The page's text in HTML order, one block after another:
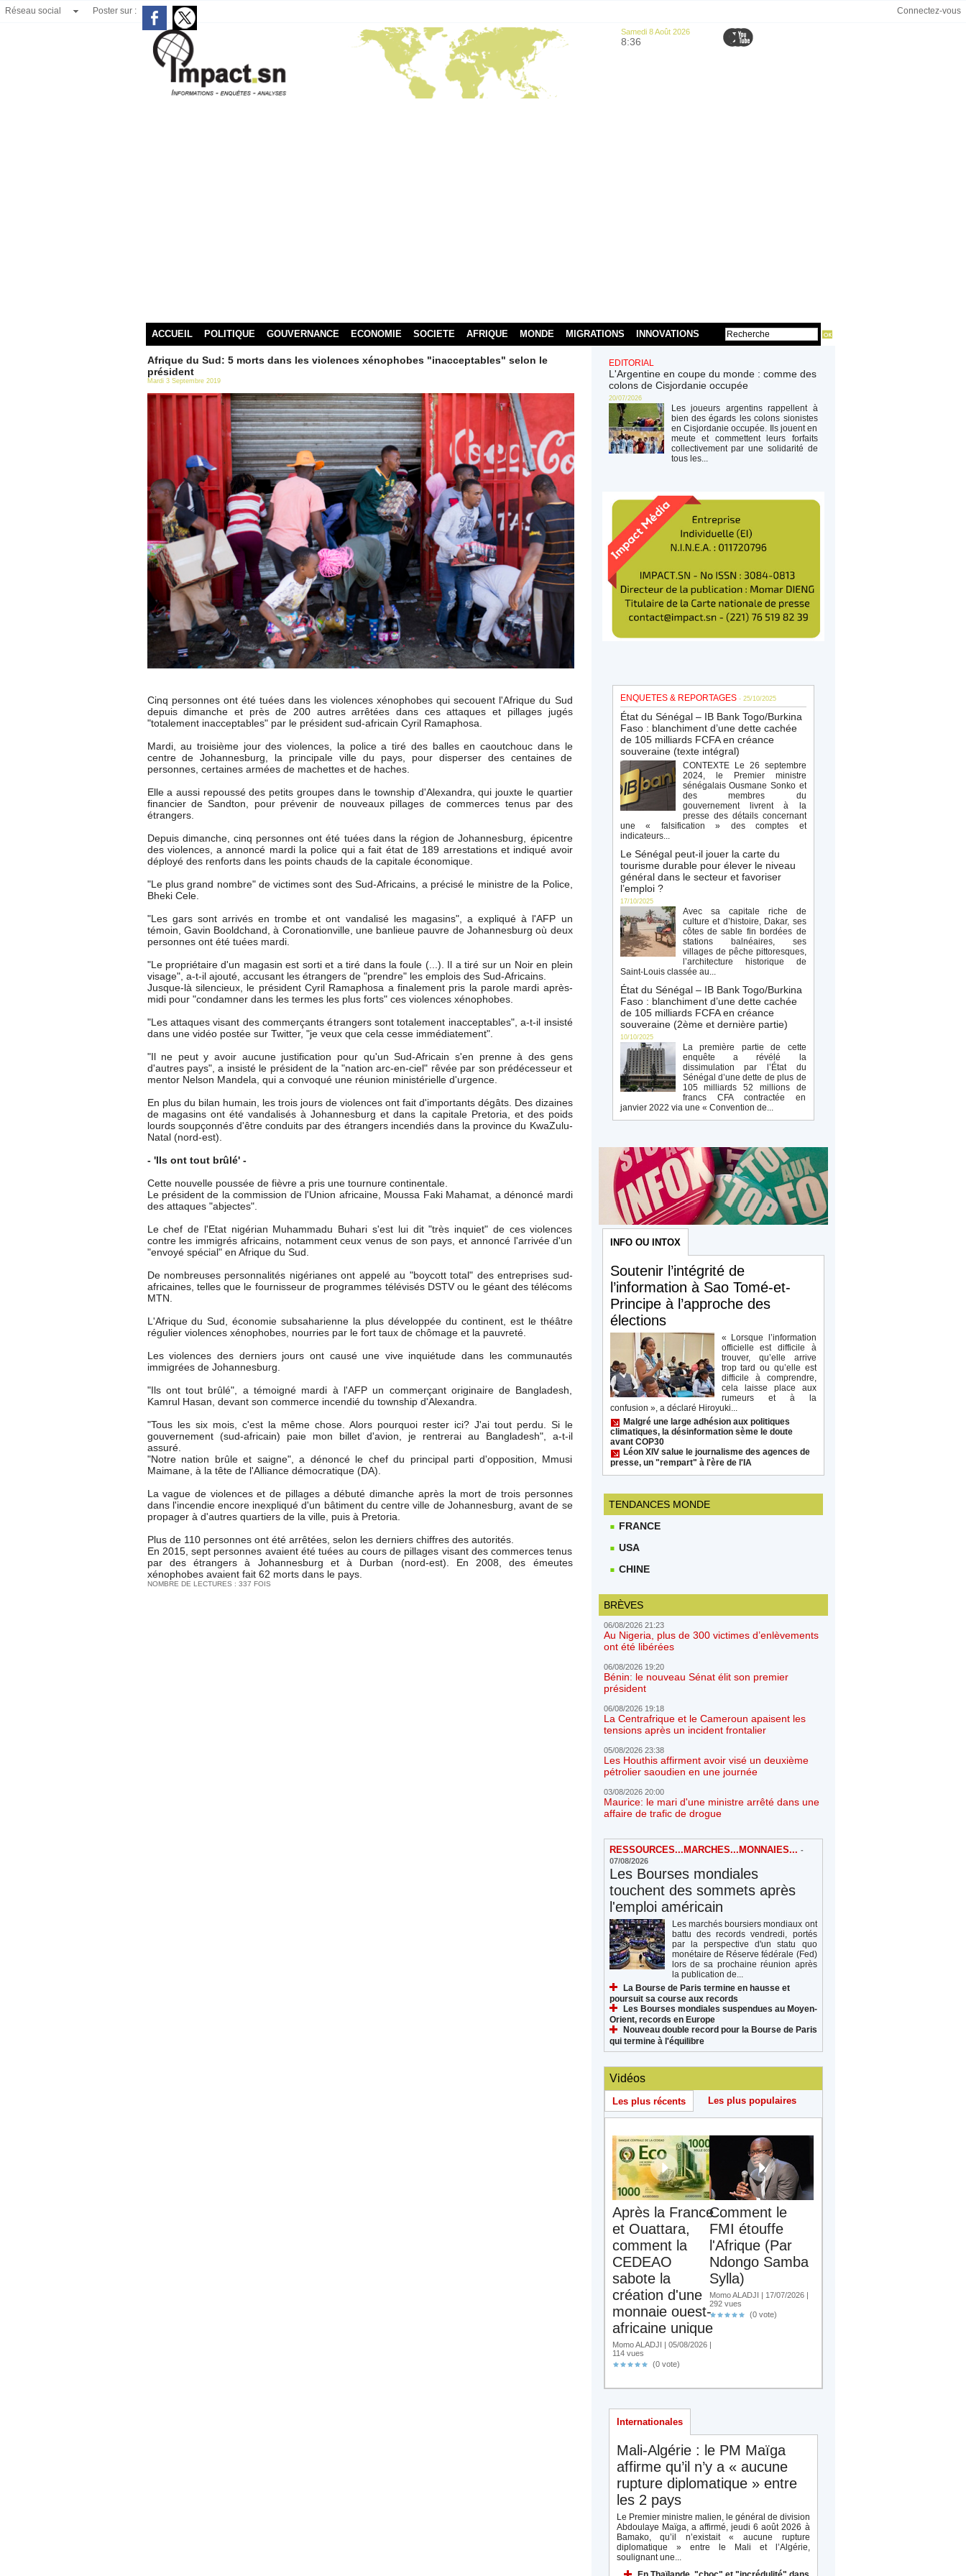
Réseau social Poster sur : Connectez-vous
Samedi 8 Août 2026
8:36
ACCUEIL POLITIQUE GOUVERNANCE ECONOMIE SOCIETE AFRIQUE MONDE MIGRATIONS INNOVATIONS
Afrique du Sud: 5 morts dans les violences xénophobes "inacceptables" selon le
président
Mardi 3 Septembre 2019
Cinq personnes ont été tuées dans les violences xénophobes qui secouent l'Afrique du Sud
depuis dimanche et près de 200 autres arrêtées dans ces attaques et pillages jugés
"totalement inacceptables" par le président sud-africain Cyril Ramaphosa.
Mardi, au troisième jour des violences, la police a tiré des balles en caoutchouc dans le
centre de Johannesburg, la principale ville du pays, pour disperser des centaines de
personnes, certaines armées de machettes et de haches.
Elle a aussi repoussé des petits groupes dans le township d'Alexandra, qui jouxte le quartier
financier de Sandton, pour prévenir de nouveaux pillages de commerces tenus par des
étrangers.
Depuis dimanche, cinq personnes ont été tuées dans la région de Johannesburg, épicentre
des violences, a annoncé mardi la police qui a fait état de 189 arrestations et indiqué avoir
déployé des renforts dans les points chauds de la capitale économique.
"Le plus grand nombre" de victimes sont des Sud-Africains, a précisé le ministre de la Police,
Bheki Cele.
"Les gars sont arrivés en trombe et ont vandalisé les magasins", a expliqué à l'AFP un
témoin, Gavin Booldchand, à Coronationville, une banlieue pauvre de Johannesburg où deux
personnes ont été tuées mardi.
"Le propriétaire d'un magasin est sorti et a tiré dans la foule (...). Il a tiré sur un Noir en plein
visage", a-t-il ajouté, accusant les étrangers de "prendre" les emplois des Sud-Africains.
Jusque-là silencieux, le président Cyril Ramaphosa a finalement pris la parole mardi après-
midi pour "condamner dans les termes les plus forts" ces violences xénophobes.
"Les attaques visant des commerçants étrangers sont totalement inacceptables", a-t-il insisté
dans une vidéo postée sur Twitter, "je veux que cela cesse immédiatement".
"Il ne peut y avoir aucune justification pour qu'un Sud-Africain s'en prenne à des gens
d'autres pays", a insisté le président de la "nation arc-en-ciel" rêvée par son prédécesseur et
mentor Nelson Mandela, qui a convoqué une réunion ministérielle d'urgence.
En plus du bilan humain, les trois jours de violences ont fait d'importants dégâts. Des dizaines
de magasins ont été vandalisés à Johannesburg et dans la capitale Pretoria, et des poids
lourds soupçonnés d'être conduits par des étrangers incendiés dans la province du KwaZulu-
Natal (nord-est).
- 'Ils ont tout brûlé' -
Cette nouvelle poussée de fièvre a pris une tournure continentale.
Le président de la commission de l'Union africaine, Moussa Faki Mahamat, a dénoncé mardi
des attaques "abjectes".
Le chef de l'Etat nigérian Muhammadu Buhari s'est lui dit "très inquiet" de ces violences
contre les immigrés africains, notamment ceux venus de son pays, et annoncé l'arrivée d'un
"envoyé spécial" en Afrique du Sud.
De nombreuses personnalités nigérianes ont appelé au "boycott total" des entreprises sud-
africaines, telles que le fournisseur de programmes télévisés DSTV ou le géant des télécoms
MTN.
L'Afrique du Sud, économie subsaharienne la plus développée du continent, est le théâtre
régulier violences xénophobes, nourries par le fort taux de chômage et la pauvreté.
Les violences des derniers jours ont causé une vive inquiétude dans les communautés
immigrées de Johannesburg.
"Ils ont tout brûlé", a témoigné mardi à l'AFP un commerçant originaire de Bangladesh,
Kamrul Hasan, devant son commerce incendié du township d'Alexandra.
"Tous les six mois, c'est la même chose. Alors pourquoi rester ici? J'ai tout perdu. Si le
gouvernement (sud-africain) paie mon billet d'avion, je rentrerai au Bangladesh", a-t-il
assuré.
"Notre nation brûle et saigne", a dénoncé le chef du principal parti d'opposition, Mmusi
Maimane, à la tête de l'Alliance démocratique (DA).
La vague de violences et de pillages a débuté dimanche après la mort de trois personnes
dans l'incendie encore inexpliqué d'un bâtiment du centre ville de Johannesburg, avant de se
propager à d'autres quartiers de la ville, puis à Pretoria.
Plus de 110 personnes ont été arrêtées, selon les derniers chiffres des autorités.
En 2015, sept personnes avaient été tuées au cours de pillages visant des commerces tenus
par des étrangers à Johannesburg et à Durban (nord-est). En 2008, des émeutes
xénophobes avaient fait 62 morts dans le pays.
NOMBRE DE LECTURES : 337 FOIS
EDITORIAL
L'Argentine en coupe du monde : comme des
colons de Cisjordanie occupée
20/07/2026
Les joueurs argentins rappellent à
bien des égards les colons sionistes
en Cisjordanie occupée. Ils jouent en
meute et commettent leurs forfaits
collectivement par une solidarité de
tous les...
ENQUETES & REPORTAGES - 25/10/2025
État du Sénégal – IB Bank Togo/Burkina
Faso : blanchiment d’une dette cachée
de 105 milliards FCFA en créance
souveraine (texte intégral)
CONTEXTE Le 26 septembre
2024, le Premier ministre
sénégalais Ousmane Sonko et
des membres du
gouvernement livrent à la
presse des détails concernant
une « falsification » des comptes et
indicateurs...
Le Sénégal peut-il jouer la carte du
tourisme durable pour élever le niveau
général dans le secteur et favoriser
l’emploi ?
17/10/2025
Avec sa capitale riche de
culture et d’histoire, Dakar, ses
côtes de sable fin bordées de
stations balnéaires, ses
villages de pêche pittoresques,
l’architecture historique de
Saint-Louis classée au...
État du Sénégal – IB Bank Togo/Burkina
Faso : blanchiment d’une dette cachée
de 105 milliards FCFA en créance
souveraine (2ème et dernière partie)
10/10/2025
La première partie de cette
enquête a révélé la
dissimulation par l’État du
Sénégal d’une dette de plus de
105 milliards 52 millions de
francs CFA contractée en
janvier 2022 via une « Convention de...
INFO OU INTOX
Soutenir l’intégrité de
l’information à Sao Tomé-et-
Principe à l’approche des
élections
« Lorsque l’information
officielle est difficile à
trouver, qu’elle arrive
trop tard ou qu’elle est
difficile à comprendre,
cela laisse place aux
rumeurs et à la
confusion », a déclaré Hiroyuki...
Malgré une large adhésion aux politiques
climatiques, la désinformation sème le doute
avant COP30
Léon XIV salue le journalisme des agences de
presse, un "rempart" à l'ère de l'IA
TENDANCES MONDE
FRANCE
USA
CHINE
BRÈVES
06/08/2026 21:23
Au Nigeria, plus de 300 victimes d’enlèvements
ont été libérées
06/08/2026 19:20
Bénin: le nouveau Sénat élit son premier
président
06/08/2026 19:18
La Centrafrique et le Cameroun apaisent les
tensions après un incident frontalier
05/08/2026 23:38
Les Houthis affirment avoir visé un deuxième
pétrolier saoudien en une journée
03/08/2026 20:00
Maurice: le mari d'une ministre arrêté dans une
affaire de trafic de drogue
RESSOURCES...MARCHES...MONNAIES... -
07/08/2026
Les Bourses mondiales
touchent des sommets après
l'emploi américain
Les marchés boursiers mondiaux ont
battu des records vendredi, portés
par la perspective d'un statu quo
monétaire de Réserve fédérale (Fed)
lors de sa prochaine réunion après
la publication de...
La Bourse de Paris termine en hausse et
poursuit sa course aux records
Les Bourses mondiales suspendues au Moyen-
Orient, records en Europe
Nouveau double record pour la Bourse de Paris
qui termine à l'équilibre
Vidéos
Les plus récents Les plus populaires
Après la France
et Ouattara,
comment la
CEDEAO
sabote la
création d'une
monnaie ouest-
africaine unique
Momo ALADJI | 05/08/2026 |
114 vues
(0 vote)
Comment le
FMI étouffe
l'Afrique (Par
Ndongo Samba
Sylla)
Momo ALADJI | 17/07/2026 |
292 vues
(0 vote)
Internationales
Mali-Algérie : le PM Maïga
affirme qu’il n’y a « aucune
rupture diplomatique » entre
les 2 pays
Le Premier ministre malien, le général de division
Abdoulaye Maïga, a affirmé, jeudi 6 août 2026 à
Bamako, qu’il n’existait « aucune rupture
diplomatique » entre le Mali et l’Algérie,
soulignant une...